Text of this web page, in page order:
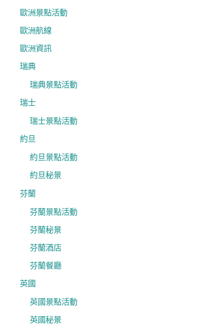
歐洲景點活動
歐洲航線
歐洲資訊
瑞典
瑞典景點活動
瑞士
瑞士景點活動
約旦
約旦景點活動
約旦秘景
芬蘭
芬蘭景點活動
芬蘭秘景
芬蘭酒店
芬蘭餐廳
英國
英國景點活動
英國秘景